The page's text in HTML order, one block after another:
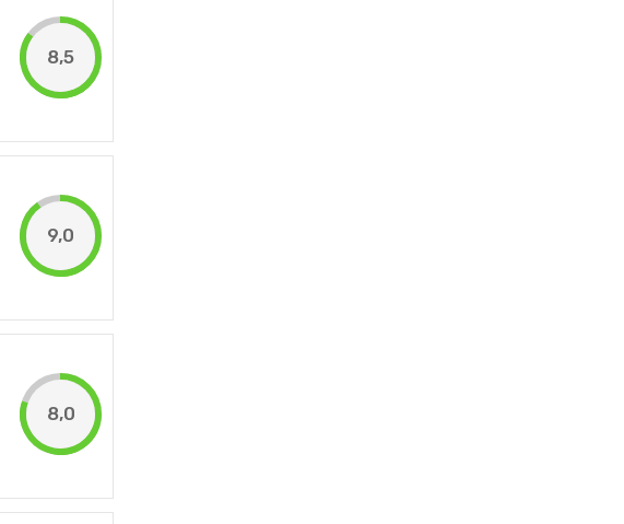
8,5
9,0
8,0